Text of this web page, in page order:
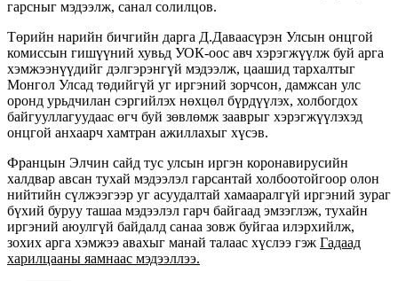
гарсныг мэдээлж, санал солилцов.
Төрийн нарийн бичгийн дарга Д.Даваасүрэн Улсын онцгой
комиссын гишүүний хувьд УОК-оос авч хэрэгжүүлж буй арга
хэмжээнүүдийг дэлгэрэнгүй мэдээлж, цаашид тархалтыг
Монгол Улсад төдийгүй уг иргэний зорчсон, дамжсан улс
оронд урьдчилан сэргийлэх нөхцөл бүрдүүлэх, холбогдох
байгууллагуудаас өгч буй зөвлөмж зааврыг хэрэгжүүлэхэд
онцгой анхаарч хамтран ажиллахыг хүсэв.
Францын Элчин сайд тус улсын иргэн коронавирусийн
халдвар авсан тухай мэдээлэл гарсантай холбоотойгоор олон
нийтийн сүлжээгээр уг асуудалтай хамааралгүй иргэний зураг
бүхий буруу ташаа мэдээлэл гарч байгаад эмзэглэж, тухайн
иргэний аюулгүй байдалд санаа зовж буйгаа илэрхийлж,
зохих арга хэмжээ авахыг манай талаас хүслээ гэж Гадаад
харилцааны яамнаас мэдээллээ.